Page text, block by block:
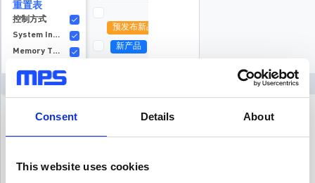
Consent Details About
This website uses cookies
重置表
控制方式
System Interface
Memory Type
相数
典型静态电流（mA）
封装
预发布新品
新产品
6 Parts
TM
AEC-Q100认证